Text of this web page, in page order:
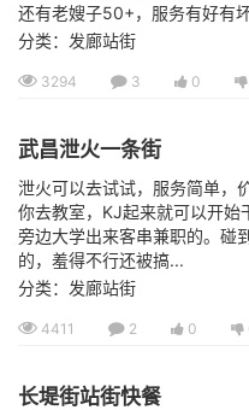
还有老嫂子50+，服务有好有
分类：发廊站街
3294 3 0
武昌泄火一条街
泄火可以去试试，服务简单，
你去教室，KJ起来就可以开始
旁边大学出来客串兼职的。碰
的，羞得不行还被搞...
分类：发廊站街
4411 2 0
长堤街站街快餐